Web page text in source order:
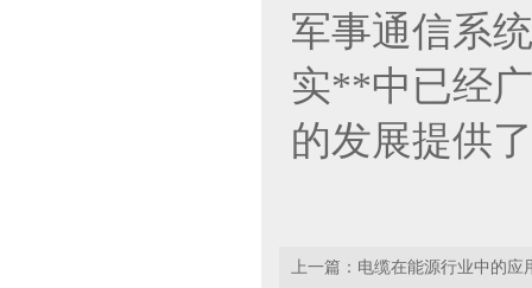
军事通信系
实**中已经
的发展提供
上一篇： 电缆在能源行业中的应